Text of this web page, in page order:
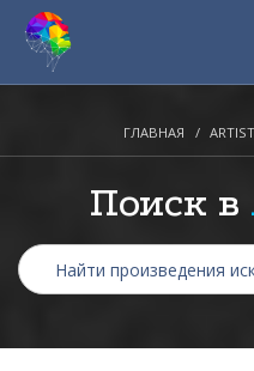
ГЛАВНАЯ
Поиск в